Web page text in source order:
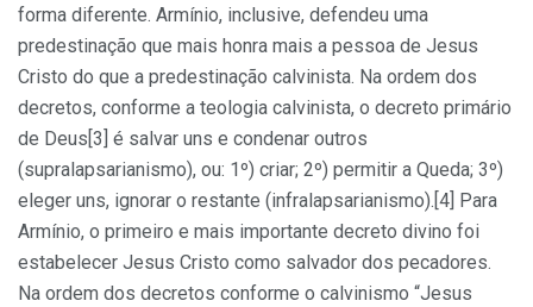
forma diferente. Armínio, inclusive, defendeu uma
predestinação que mais honra mais a pessoa de Jesus
Cristo do que a predestinação calvinista. Na ordem dos
decretos, conforme a teologia calvinista, o decreto primário
de Deus[3] é salvar uns e condenar outros
(supralapsarianismo), ou: 1º) criar; 2º) permitir a Queda; 3º)
eleger uns, ignorar o restante (infralapsarianismo).[4] Para
Armínio, o primeiro e mais importante decreto divino foi
estabelecer Jesus Cristo como salvador dos pecadores.
Na ordem dos decretos conforme o calvinismo “Jesus